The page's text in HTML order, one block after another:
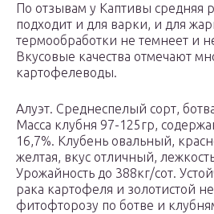
По отзывам у Каптивы средняя
подходит и для варки, и для
термообработки не темнеет и
Вкусовые качества отмечают
картофелеводы.
Алуэт. Среднеспелый сорт,
Масса клубня 97-125гр,
16,7%. Клубень овальный,
желтая, вкус отличный,
Урожайность до 388кг/сот.
рака картофеля и золотистой
фитофторозу по ботве и